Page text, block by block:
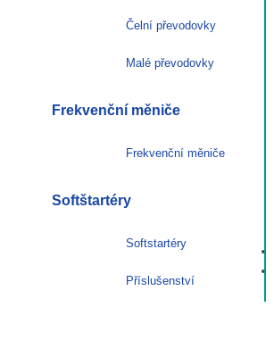
Čelní převodovky
Malé převodovky
Frekvenční měniče
Frekvenční měniče
Softštartéry
Softstartéry
Příslušenství